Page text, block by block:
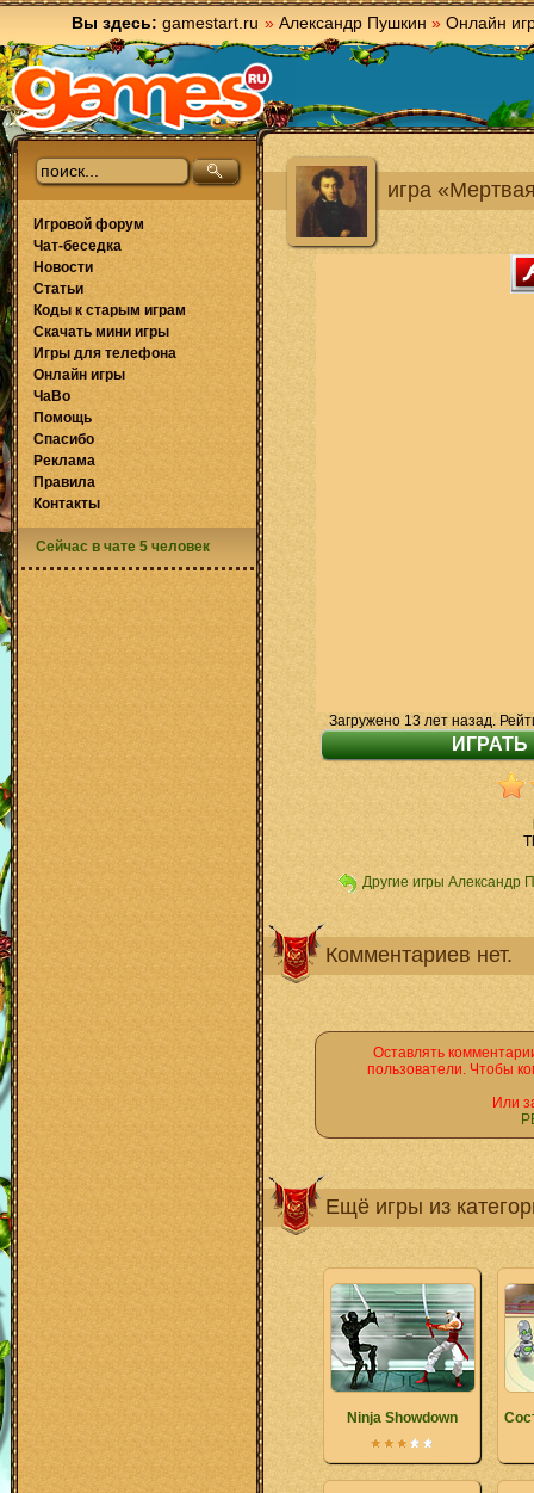
Вы здесь: gamestart.ru » Александр Пушкин » Онлайн
игра
Загружено 13 лет назад.
Другие игры Александр
Комментариев нет.
Оставлять
пользователи. Чтобы
Или
Ещё игры из
Ninja Showdown
Игровой форум
Чат-беседка
Новости
Статьи
Коды к старым играм
Скачать мини игры
Игры для телефона
Онлайн игры
ЧаВо
Помощь
Спасибо
Реклама
Правила
Контакты
Сейчас в чате 5 человек